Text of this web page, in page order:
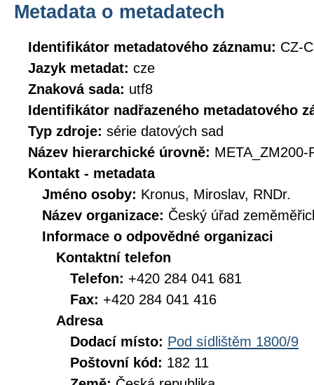
Metadata o metadatech
Identifikátor metadatového záznamu: CZ-
Jazyk metadat: cze
Znaková sada: utf8
Identifikátor nadřazeného metadatového
Typ zdroje: série datových sad
Název hierarchické úrovně: META_ZM200-
Kontakt - metadata
Jméno osoby: Kronus, Miroslav, RNDr.
Název organizace: Český úřad
Informace o odpovědné organizaci
Kontaktní telefon
Telefon: +420 284 041 681
Fax: +420 284 041 416
Adresa
Dodací místo: Pod sídlištěm 1800/9
Poštovní kód: 182 11